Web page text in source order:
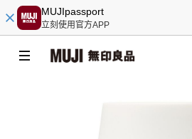
MUJIpassport
立刻使用官方APP